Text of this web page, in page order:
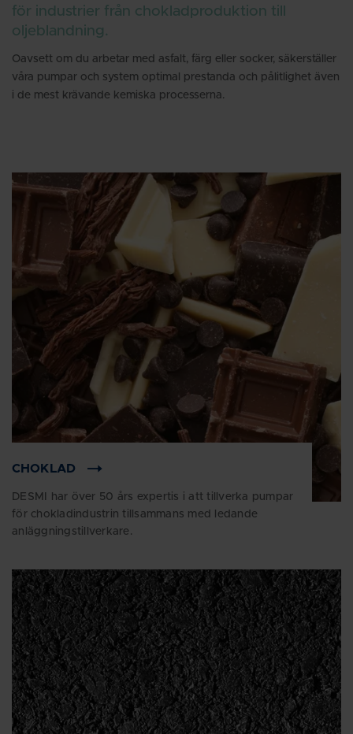
för industrier från chokladproduktion till
oljeblandning.
Oavsett om du arbetar med asfalt, färg eller socker, säkerställer
våra pumpar och system optimal prestanda och pålitlighet även
i de mest krävande kemiska processerna.
CHOKLAD
DESMI har över 50 års expertis i att tillverka pumpar
för chokladindustrin tillsammans med ledande
anläggningstillverkare.